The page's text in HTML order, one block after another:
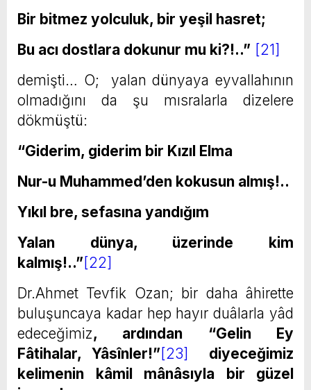
Bir bitmez yolculuk, bir yeşil hasret;
Bu acı dostlara dokunur mu ki?!..” [21]
demişti… O; yalan dünyaya eyvallahının
olmadığını da şu mısralarla dizelere
dökmüştü:
“Giderim, giderim bir Kızıl Elma
Nur-u Muhammed’den kokusun almış!..
Yıkıl bre, sefasına yandığım
Yalan dünya, üzerinde kim
kalmış!..” [22]
Dr.Ahmet Tevfik Ozan; bir daha âhirette
buluşuncaya kadar hep hayır duâlarla yâd
edeceğimiz, ardından “Gelin Ey
Fâtihalar, Yâsînler!” [23]
diyeceğimiz
kelimenin kâmil mânâsıyla bir güzel